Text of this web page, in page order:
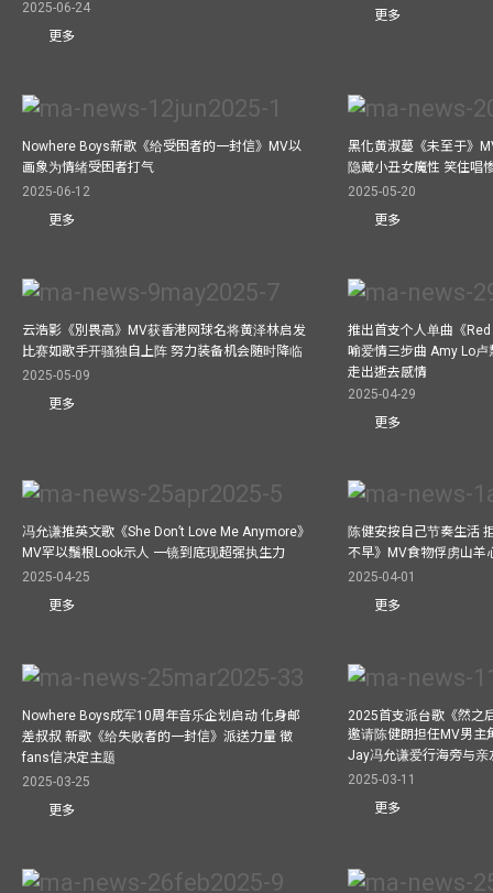
2025-06-24
更多
更多
Nowhere Boys新歌《给受困者的一封信》MV以
画象为情绪受困者打气
2025-06-12
更多
黑化黄淑蔓《未至于》
隐藏小丑女魔性 笑住唱
2025-05-20
更多
云浩影《別畏高》MV获香港网球名将黄泽林启发
比赛如歌手开骚独自上阵 努力装备机会随时降临
2025-05-09
更多
推出首支个人单曲《
喻爱情三步曲 Amy Lo
走出逝去感情
2025-04-29
更多
冯允谦推英文歌《She Don’t Love Me Anymore》
MV罕以鬚根Look示人 一镜到底现超强执生力
2025-04-25
更多
陈健安按自己节奏生活
不早》MV食物俘虏山羊
2025-04-01
更多
Nowhere Boys成军10周年音乐企划启动 化身邮
差叔叔 新歌《给失败者的一封信》派送力量 徵
fans信决定主题
2025-03-25
更多
2025首支派台歌《然之
邀请陈健朗担任MV男主
Jay冯允谦爱行海旁与
2025-03-11
更多